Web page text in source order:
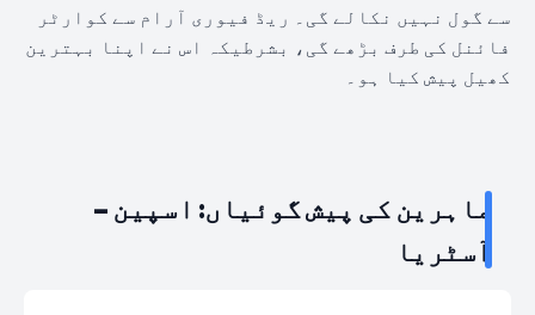
سے گول نہیں نکالے گی۔ ریڈ فیوری آرام سے کوارٹر
فائنل کی طرف بڑھے گی، بشرطیکہ اس نے اپنا بہترین
کھیل پیش کیا ہو۔
ماہرین کی پیش گوئیاں: اسپین –
آسٹریا